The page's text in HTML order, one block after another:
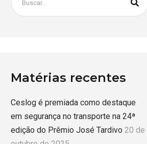
Matérias recentes
Ceslog é premiada como destaque
em segurança no transporte na 24ª
edição do Prêmio José Tardivo 20 de